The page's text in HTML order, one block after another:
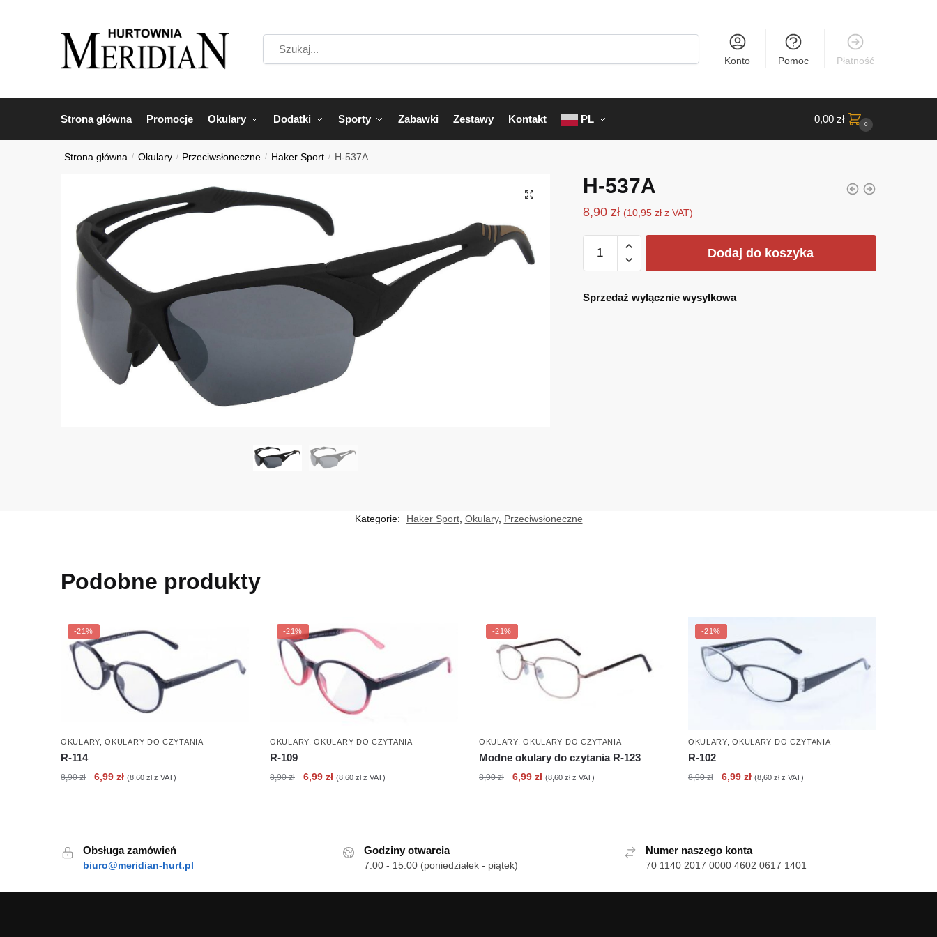
Konto Pomoc Płatność
Strona główna Promocje Okulary Dodatki Sporty Zabawki Zestawy Kontakt PL 0,00 zł 0
Strona główna / Okulary / Przeciwsłoneczne / Haker Sport / H-537A
H-537A
8,90 zł (10,95 złz VAT)
Dodaj do koszyka
Sprzedaż wyłącznie wysyłkowa
Kategorie: Haker Sport, Okulary, Przeciwsłoneczne
Podobne produkty
-21%
OKULARY,OKULARY DO CZYTANIA
R-114
8,90zł
Pierwotna
6,99złAktualna
(8,60złz VAT)
-21%
OKULARY,OKULARY DO CZYTANIA
R-109
8,90zł
Pierwotna
6,99 złAktualna
(8,60 złz VAT)
-21%
OKULARY,OKULARY DO CZYTANIA
Modne okulary do czytania R-123
8,90zł
Pierwotna
6,99 złAktualna
(8,60 złz VAT)
-21%
OKULARY,OKULARY DO CZYTANIA
R-102
8,90zł
Pierwotna
6,99 złAktualna
(8,60 złz VAT)
Obsługa zamówień
biuro@meridian-hurt.pl
Godziny otwarcia
7:00 - 15:00 (poniedziałek - piątek)
Numer naszego konta
70 1140 2017 0000 4602 0617 1401